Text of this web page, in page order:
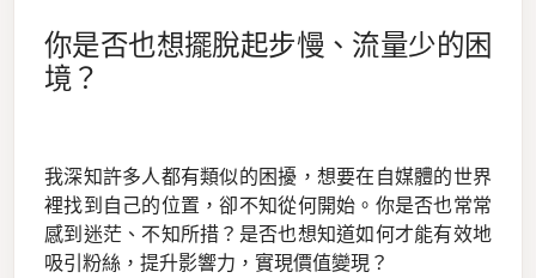
你是否也想擺脫起步慢、流量少的困
境？
我深知許多人都有類似的困擾，想要在自媒體的世界
裡找到自己的位置，卻不知從何開始。你是否也常常
感到迷茫、不知所措？是否也想知道如何才能有效地
吸引粉絲，提升影響力，實現價值變現？